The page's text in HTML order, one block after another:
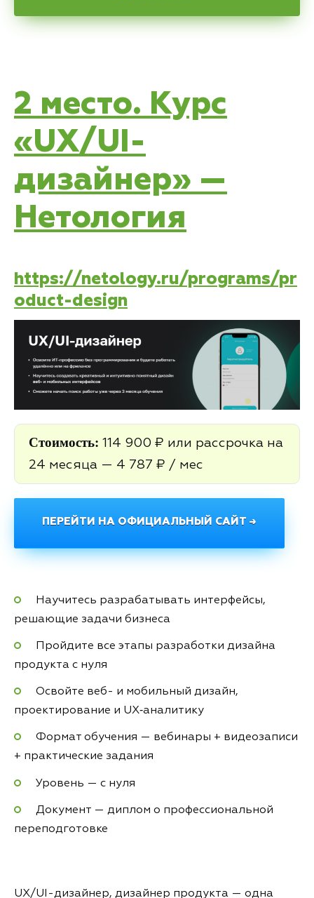
2 место. Курс
«UX/UI-
дизайнер» —
Нетология
https://netology.ru/programs/pr
oduct-design
Стоимость: 114 900 ₽ или рассрочка на
24 месяца — 4 787 ₽ / мес
ПЕРЕЙТИ НА ОФИЦИАЛЬНЫЙ САЙТ →
Научитесь разрабатывать интерфейсы,
решающие задачи бизнеса
Пройдите все этапы разработки дизайна
продукта с нуля
Освойте веб- и мобильный дизайн,
проектирование и UX‑аналитику
Формат обучения — вебинары + видеозаписи
+ практические задания
Уровень — с нуля
Документ — диплом о профессиональной
переподготовке
UX/UI-дизайнер, дизайнер продукта — одна